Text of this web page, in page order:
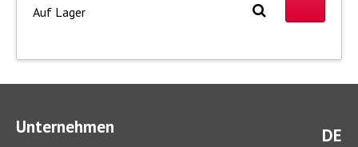
Auf Lager
DE
Unternehmen